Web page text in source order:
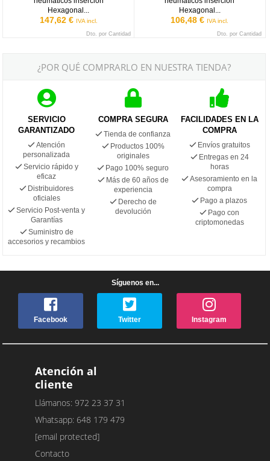
Hexagonal...
147,62 € IVA incl.
Dto. por Cantidad
Hexagonal...
106,48 € IVA incl.
Dto. por Cantidad
¿POR QUÉ COMPRARLO EN NUESTRA TIENDA?
SERVICIO
GARANTIZADO
Atención
personalizada
Servicio rápido y
eficaz
Distribuidores
oficiales
Servicio Post-venta y
Garantías
Suministro de
accesorios y recambios
COMPRA SEGURA
Tienda de confianza
Productos 100%
originales
Pago 100% seguro
Más de 60 años de
experiencia
Derecho de
devolución
FACILIDADES EN LA
COMPRA
Envíos gratuitos
Entregas en 24
horas
Asesoramiento en la
compra
Pago a plazos
Pago con
criptomonedas
Síguenos en...
Facebook Twitter Instagram
Atención al
cliente
Llámanos: 972 23 37 31
Whatsapp: 648 179 479
[email protected]
Contacto